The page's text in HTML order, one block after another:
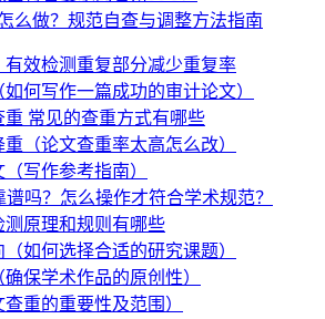
么做？规范自查与调整方法指南
效检测重复部分减少重复率
何写作一篇成功的审计论文）
重 常见的查重方式有哪些
（论文查重率太高怎么改）
写作参考指南）
吗？怎么操作才符合学术规范？
原理和规则有哪些
如何选择合适的研究课题）
保学术作品的原创性）
重的重要性及范围）